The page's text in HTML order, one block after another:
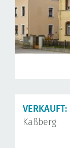
VERKAUFT:
Kaßberg